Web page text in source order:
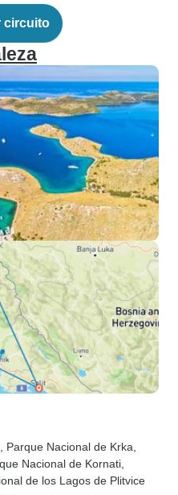
circuito
, Parque Nacional de Krka
Nacional de Kornati
de los Lagos de Plitvice